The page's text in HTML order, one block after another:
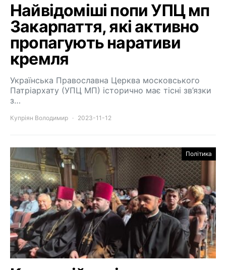
Найвідоміші попи УПЦ мп
Закарпаття, які активно
пропагують наративи
кремля
Українська Православна Церква московського
Патріархату (УПЦ МП) історично має тісні зв’язки
з…
Купріян Володимир 2023-11-12
Політика